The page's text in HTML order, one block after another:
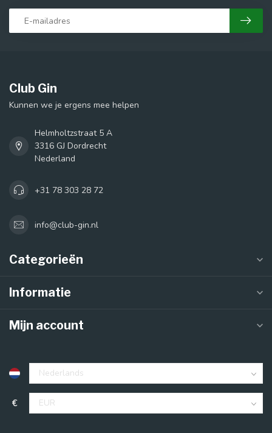
Club Gin
Kunnen we je ergens mee helpen
Helmholtzstraat 5 A
3316 GJ Dordrecht
Nederland
+31 78 303 28 72
info@club-gin.nl
Categorieën
Informatie
Mijn account
€